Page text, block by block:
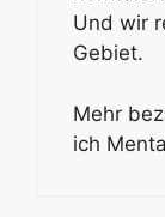
Und wir
Gebiet.
Mehr
ich